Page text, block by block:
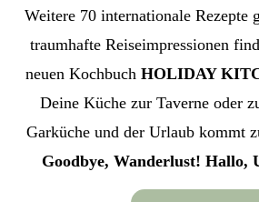
Weitere 70 internationale Rezepte
traumhafte Reiseimpressionen
neuen Kochbuch HOLIDAY
Deine Küche zur Taverne oder
Garküche und der Urlaub kommt
Goodbye, Wanderlust! Hallo,